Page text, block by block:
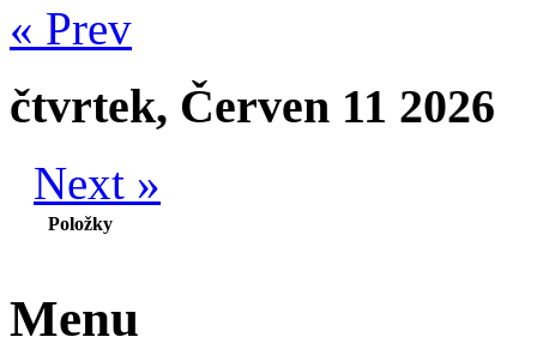
« Prev
čtvrtek, Červen 11 2026
Next »
Položky
Menu